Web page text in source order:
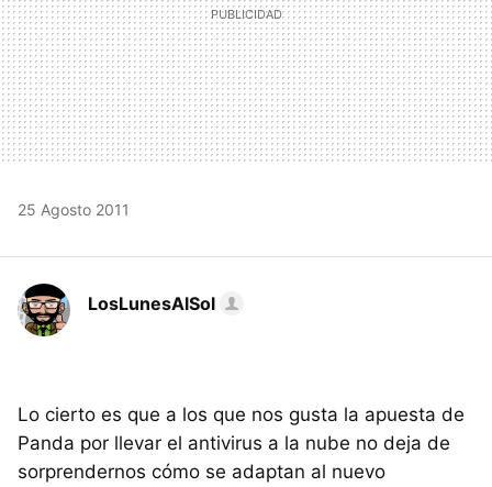
25 Agosto 2011
LosLunesAlSol
Lo cierto es que a los que nos gusta la apuesta de
Panda por llevar el antivirus a la nube no deja de
sorprendernos cómo se adaptan al nuevo